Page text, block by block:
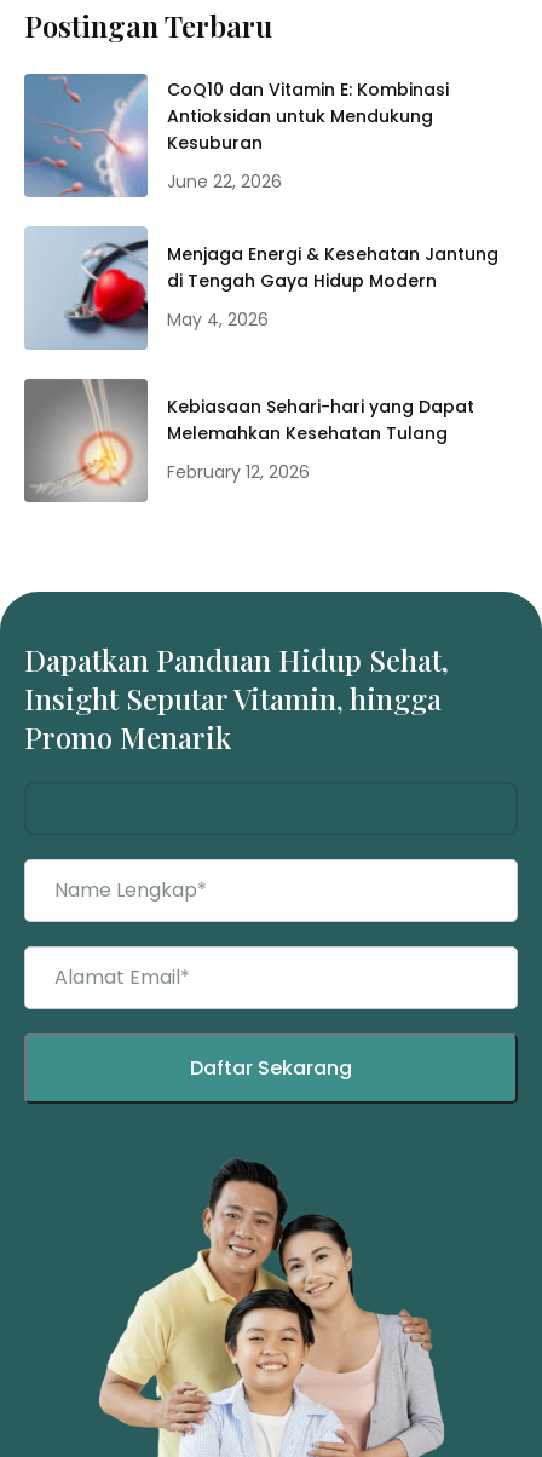
Postingan Terbaru
CoQ10 dan Vitamin E: Kombinasi
Antioksidan untuk Mendukung
Kesuburan
June 22, 2026
Menjaga Energi & Kesehatan Jantung
di Tengah Gaya Hidup Modern
May 4, 2026
Kebiasaan Sehari-hari yang Dapat
Melemahkan Kesehatan Tulang
February 12, 2026
Dapatkan Panduan Hidup Sehat,
Insight Seputar Vitamin, hingga
Promo Menarik